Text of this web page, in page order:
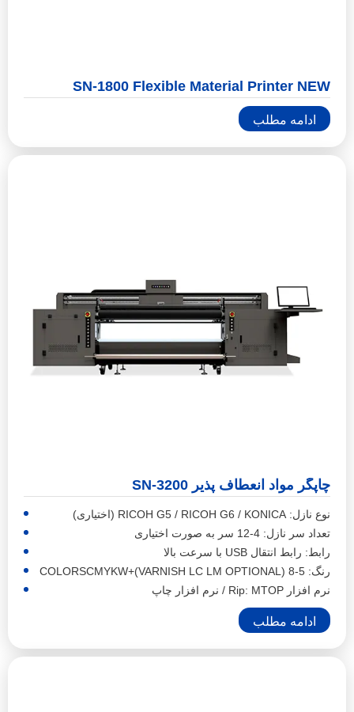
SN-1800 Flexible Material Printer NEW
ادامه مطلب
چاپگر مواد انعطاف پذیر SN-3200
نوع نازل: RICOH G5 / RICOH G6 / KONICA (اختیاری)
تعداد سر نازل: 4-12 سر به صورت اختیاری
رابط: رابط انتقال USB با سرعت بالا
رنگ: 5-8 COLORSCMYKW+(VARNISH LC LM OPTIONAL)
نرم افزار Rip: MTOP / نرم افزار چاپ
ادامه مطلب